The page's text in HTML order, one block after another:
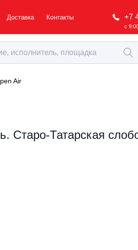
Доставка Контакты +7
с
Air
Старо-Татарская